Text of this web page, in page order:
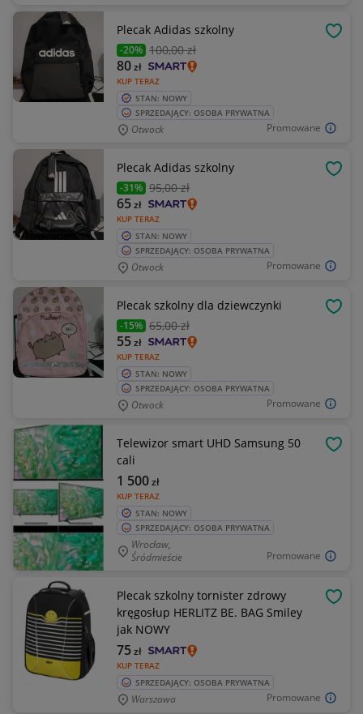
Promowane
Plecak Adidas szkolny
-20% 100,00 zł
KUP TERAZ
80zł
STAN: NOWY
SPRZEDAJĄCY: OSOBA PRYWATNA
Otwock
Promowane
Plecak Adidas szkolny
-31% 95,00 zł
KUP TERAZ
65zł
STAN: NOWY
SPRZEDAJĄCY: OSOBA PRYWATNA
Otwock
Promowane
Plecak szkolny dla dziewczynki
-15% 65,00 zł
KUP TERAZ
55zł
STAN: NOWY
SPRZEDAJĄCY: OSOBA PRYWATNA
Otwock
Promowane
Telewizor smart UHD Samsung 50
cali
KUP TERAZ
1 500zł
STAN: NOWY
SPRZEDAJĄCY: OSOBA PRYWATNA
Wrocław,
Śródmieście
Promowane
Plecak szkolny tornister zdrowy
kręgosłup HERLITZ BE. BAG Smiley
jak NOWY
KUP TERAZ
75zł
SPRZEDAJĄCY: OSOBA PRYWATNA
Warszawa